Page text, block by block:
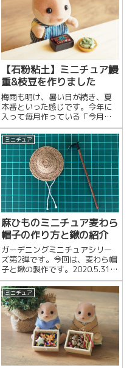
【石粉粘土】ミニチュア鰻
重&枝豆を作りました
梅雨も明け、暑い日が続き、夏
本番といった感じです。今年に
入って毎月作っている「今月の
ピアス」ですが、7月は鰻重と枝
豆を作りました。毎月のピアス
はインスタに掲載し...
ミニチュア
麻ひものミニチュア麦わら
帽子の作り方と鍬の紹介
ガーデニングミニチュアシリー
ズ第2弾です。今回は、麦わら帽
子と鍬の製作です。2020.5.31
追記麦わら帽子の作り方と写真
を追加しました。頭部部分を作
る完成サ...
ミニチュア